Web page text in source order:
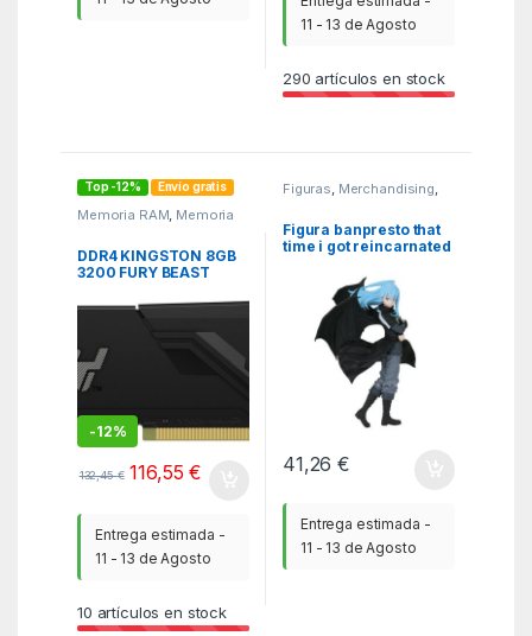
11 - 13 de Agosto
290 artículos en stock
Top -12% Envío gratis
Memoria RAM, Memoria
DDR4 KINGSTON 8GB
3200 FURY BEAST
-12%
132,45€ 116,55€
Entrega estimada -
11 - 13 de Agosto
10 artículos en stock
Figuras, Merchandising,
Figura banpresto that
time i got reincarnated
tears of the azure sea
rimuru tempest 25cm
41,26€
Entrega estimada -
11 - 13 de Agosto